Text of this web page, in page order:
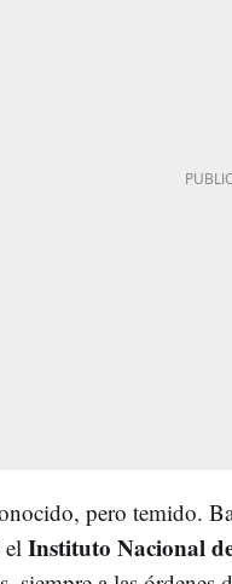
pero temido.
Instituto Nacional